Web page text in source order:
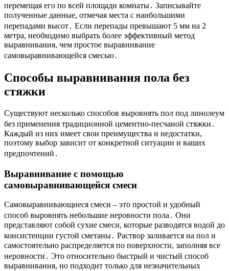
перемещая его по всей площади комнаты․ Записывайте
полученные данные, отмечая места с наибольшими
перепадами высот․ Если перепады превышают 5 мм на 2
метра, необходимо выбрать более эффективный метод
выравнивания, чем простое выравнивание
самовыравнивающейся смесью․
Способы выравнивания пола без
стяжки
Существуют несколько способов выровнять пол под линолеум
без применения традиционной цементно-песчаной стяжки․
Каждый из них имеет свои преимущества и недостатки,
поэтому выбор зависит от конкретной ситуации и ваших
предпочтений․
Выравнивание с помощью
самовыравнивающейся смеси
Самовыравнивающиеся смеси – это простой и удобный
способ выровнять небольшие неровности пола․ Они
представляют собой сухие смеси, которые разводятся водой до
консистенции густой сметаны․ Раствор заливается на пол и
самостоятельно распределяется по поверхности, заполняя все
неровности․ Это относительно быстрый и чистый способ
выравнивания, но подходит только для незначительных